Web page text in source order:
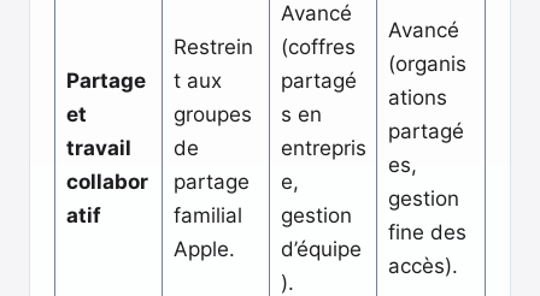
Partage
et
travail
collabor
atif
Restrein
t aux
groupes
de
partage
familial
Apple.
Avancé
(coffres
partagé
s en
entrepris
e,
gestion
d’équipe
).
Avancé
(organis
ations
partagé
es,
gestion
fine des
accès).